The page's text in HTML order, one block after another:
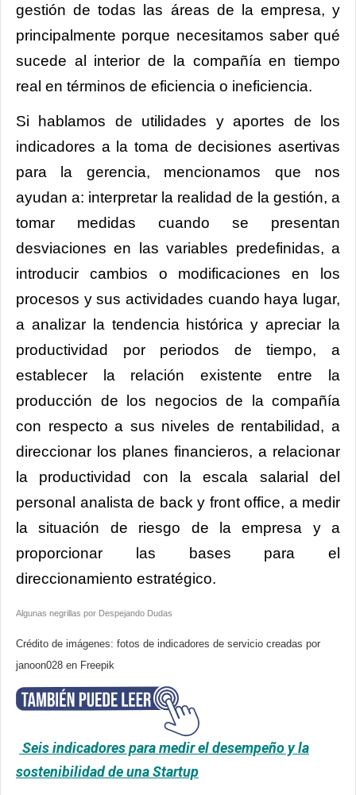
gestión de todas las áreas de la empresa, y
principalmente porque necesitamos saber qué
sucede al interior de la compañía en tiempo
real en términos de eficiencia o ineficiencia.
Si hablamos de utilidades y aportes de los
indicadores a la toma de decisiones asertivas
para la gerencia, mencionamos que nos
ayudan a: interpretar la realidad de la gestión, a
tomar medidas cuando se presentan
desviaciones en las variables predefinidas, a
introducir cambios o modificaciones en los
procesos y sus actividades cuando haya lugar,
a analizar la tendencia histórica y apreciar la
productividad por periodos de tiempo, a
establecer la relación existente entre la
producción de los negocios de la compañía
con respecto a sus niveles de rentabilidad, a
direccionar los planes financieros, a relacionar
la productividad con la escala salarial del
personal analista de back y front office, a medir
la situación de riesgo de la empresa y a
proporcionar las bases para el
direccionamiento estratégico.
Algunas negrillas por Despejando Dudas
Crédito de imágenes: fotos de indicadores de servicio creadas por
janoon028 en Freepik
Seis indicadores para medir el desempeño y la
sostenibilidad de una Startup